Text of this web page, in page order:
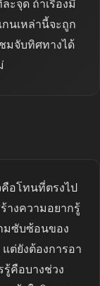
ะจุด ถ้าเรื่องมี
นเหล่านี้จะถูก
มจับทิศทางได้
อโทนที่ตรงไป
างความอยากรู้
มซับซ้อนของ
ต่ยังต้องการอา
คือบางช่วง